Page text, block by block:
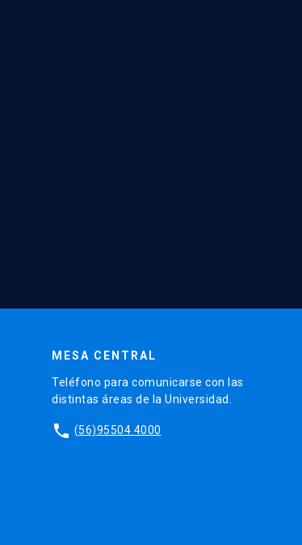
MESA CENTRAL
Teléfono para comunicarse con las
distintas áreas de la Universidad.
phone (56)95504 4000